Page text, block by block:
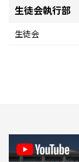
生徒会執行部
生徒会